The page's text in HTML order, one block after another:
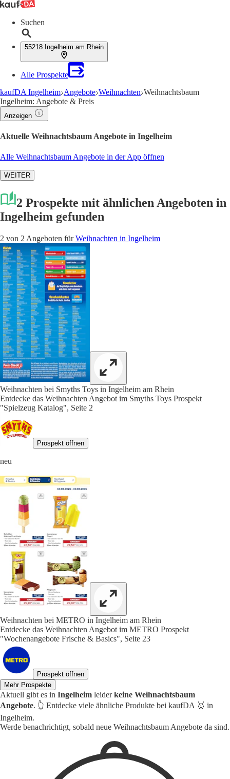
Suchen
55218 Ingelheim am Rhein
Alle Prospekte
kaufDA Ingelheim Angebote Weihnachten Weihnachtsbaum
Ingelheim: Angebote & Preis
Anzeigen
Aktuelle Weihnachtsbaum Angebote in Ingelheim
Alle Weihnachtsbaum Angebote in der App öffnen
WEITER
2 Prospekte mit ähnlichen Angeboten in
Ingelheim gefunden
2 von 2 Angeboten fürWeihnachten in Ingelheim
Weihnachten bei Smyths Toys in Ingelheim am Rhein
Entdecke das Weihnachten Angebot im Smyths Toys Prospekt
"Spielzeug Katalog", Seite 2
Prospekt öffnen
neu
Weihnachten bei METRO in Ingelheim am Rhein
Entdecke das Weihnachten Angebot im METRO Prospekt
"Wochenangebote Frische & Basics", Seite 23
Prospekt öffnen
Mehr Prospekte
Aktuell gibt es in Ingelheim leiderkeine Weihnachtsbaum
Angebote. 👆 Entdecke viele ähnliche Produkte bei kaufDA 🥇 in
Ingelheim.
Werde benachrichtigt, sobald neue Weihnachtsbaum Angebote da sind.